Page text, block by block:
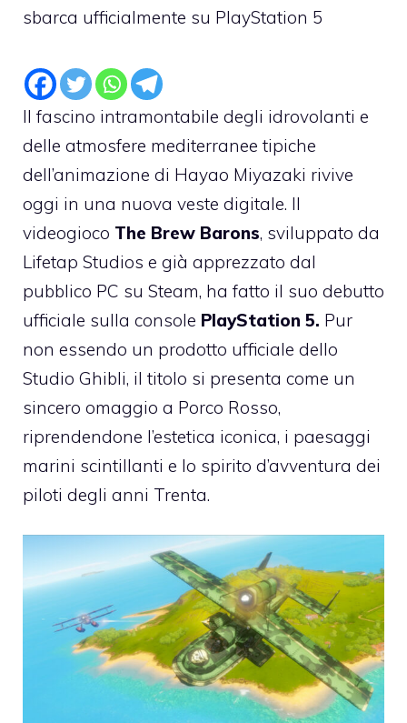
sbarca ufficialmente su PlayStation 5
Il fascino intramontabile degli idrovolanti e
delle atmosfere mediterranee tipiche
dell’animazione di Hayao Miyazaki rivive
oggi in una nuova veste digitale. Il
videogioco The Brew Barons, sviluppato da
Lifetap Studios e già apprezzato dal
pubblico PC su Steam, ha fatto il suo debutto
ufficiale sulla console PlayStation 5. Pur
non essendo un prodotto ufficiale dello
Studio Ghibli, il titolo si presenta come un
sincero omaggio a Porco Rosso,
riprendendone l’estetica iconica, i paesaggi
marini scintillanti e lo spirito d’avventura dei
piloti degli anni Trenta.